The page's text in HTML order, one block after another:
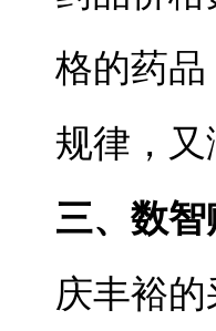
格的药
规律，
三、数
庆丰裕